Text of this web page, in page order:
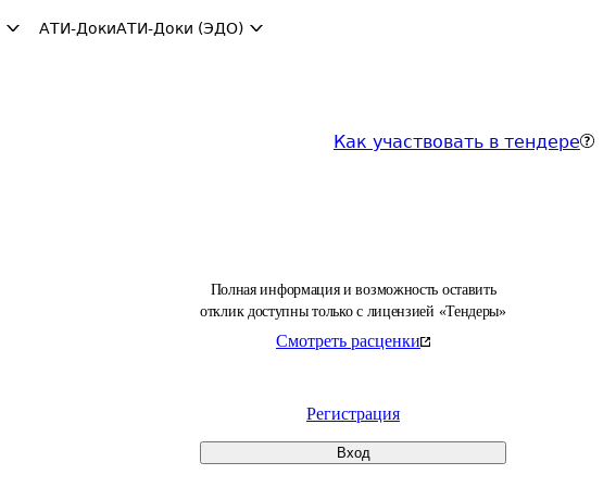
АТИ-ДокиАТИ-Доки (ЭДО)
Как участвовать в тендере
Полная информация и возможность оставить
отклик доступны только с лицензией «Тендеры»
Смотреть расценки
Регистрация
Вход